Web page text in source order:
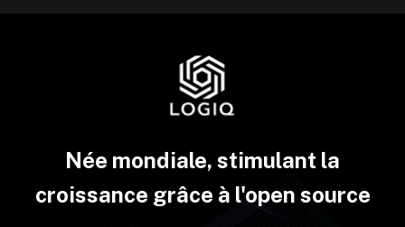
Née mondiale, stimulant la
croissance grâce à l'open source